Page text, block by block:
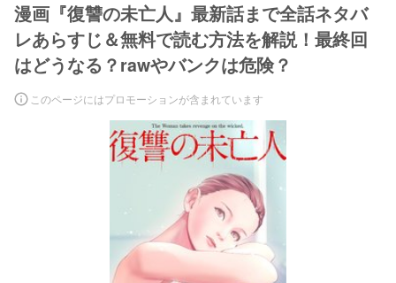
漫画『復讐の未亡人』最新話まで全話ネタバ
レあらすじ＆無料で読む方法を解説！最終回
はどうなる？rawやバンクは危険？
このページにはプロモーションが含まれています